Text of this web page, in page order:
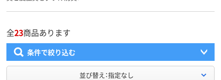
全23商品あります
条件で絞り込む
並び替え：指定なし